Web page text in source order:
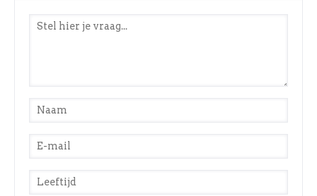
Stel een vraag
Naam
E-mail*
Leeftijd *